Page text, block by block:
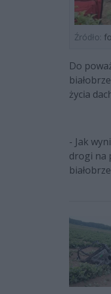
Źródło:
Do
życia
- Jak
drogi na